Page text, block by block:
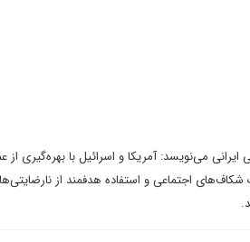
می‌نویسد: آمریکا و اسرائیل با بهره‌گیری از
اجتماعی و استفاده هدفمند از